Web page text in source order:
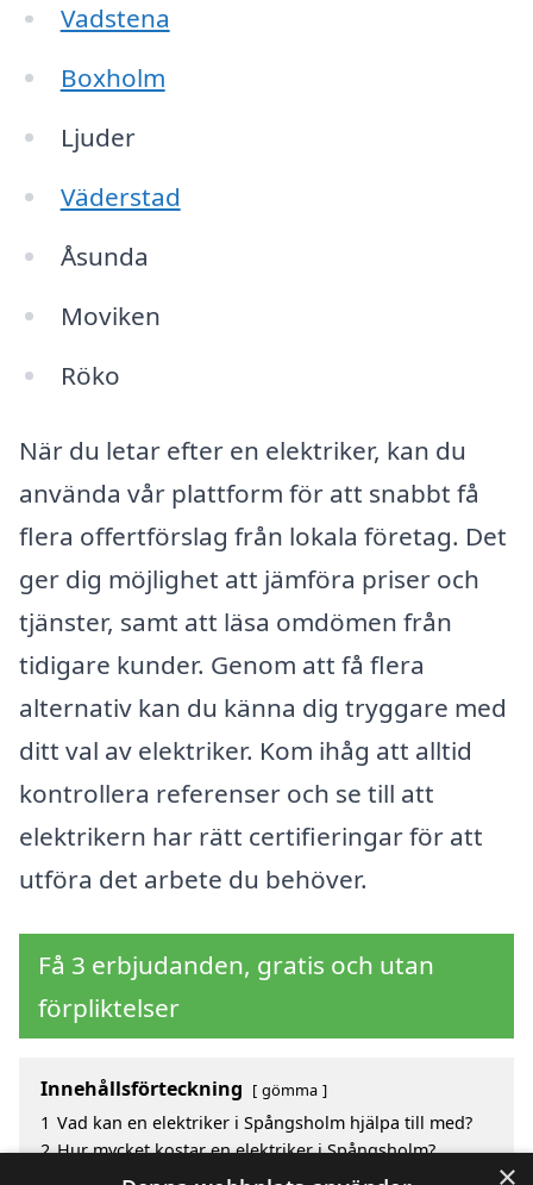
Vadstena
Boxholm
Ljuder
Väderstad
Åsunda
Moviken
Röko
När du letar efter en elektriker, kan du
använda vår plattform för att snabbt få
flera offertförslag från lokala företag. Det
ger dig möjlighet att jämföra priser och
tjänster, samt att läsa omdömen från
tidigare kunder. Genom att få flera
alternativ kan du känna dig tryggare med
ditt val av elektriker. Kom ihåg att alltid
kontrollera referenser och se till att
elektrikern har rätt certifieringar för att
utföra det arbete du behöver.
Få 3 erbjudanden, gratis och utan
förpliktelser
Innehållsförteckning gömma
1 Vad kan en elektriker i Spångsholm hjälpa till med?
2 Hur mycket kostar en elektriker i Spångsholm?
Fördelar med att välja elektriker i Spångsholm ×